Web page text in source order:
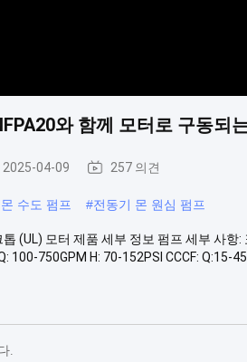
와 함께 모터로 구동되
2025-04-09 257 의견
수도 펌프 #전동기 몬 원심 펌프
(UL) 모터 제품 세부 정보 펌프 세부 사항:
100-750GPM H: 70-152PSI CCCF: Q:15-
.